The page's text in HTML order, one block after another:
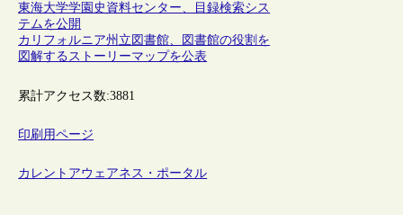
東海大学学園史資料センター、目録検索シス
テムを公開
カリフォルニア州立図書館、図書館の役割を
図解するストーリーマップを公表
累計アクセス数:3881
印刷用ページ
カレントアウェアネス・ポータル